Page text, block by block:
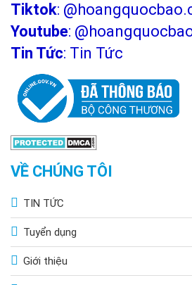
Tiktok:
Youtube:
Tin Tức: Tin Tức
VỀ CHÚNG TÔI
TIN TỨC
Tuyển dụng
Giới thiệu